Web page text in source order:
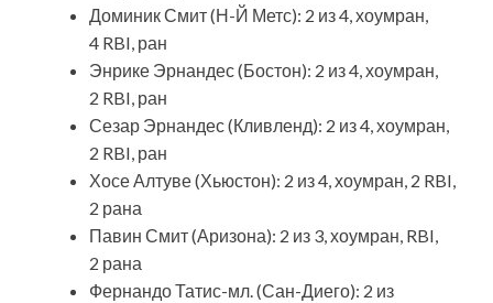
Доминик Смит (Н-Й Метс): 2 из 4, хоумран,
4 RBI, ран
Энрике Эрнандес (Бостон): 2 из 4, хоумран,
2 RBI, ран
Сезар Эрнандес(Кливленд): 2 из 4, хоумран,
2 RBI, ран
Хосе Алтуве (Хьюстон): 2 из 4, хоумран, 2 RBI,
2 рана
Павин Смит (Аризона): 2 из 3, хоумран, RBI,
2 рана
Фернандо Татис-мл. (Сан-Диего): 2 из